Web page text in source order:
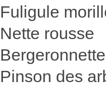
Fuligule
Nette rousse
Pinson des